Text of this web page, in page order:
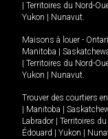
Territoires du Nord-
Yukon
Nunavut.
Maisons à louer -
Manitoba
Territoires du Nord-
Yukon
Nunavut.
Trouver des courtiers en
Manitoba
Labrador
Territoires
Édouard
Yukon